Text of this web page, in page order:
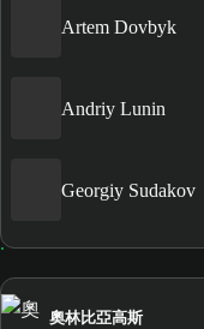
Artem Dovbyk
Andriy Lunin
Georgiy Sudakov
奧林比亞高斯